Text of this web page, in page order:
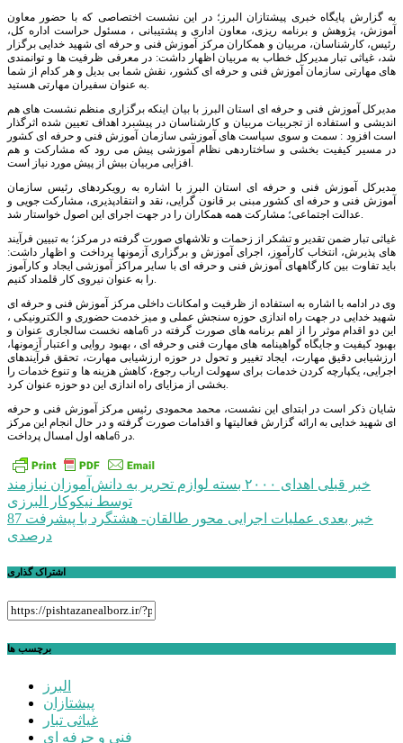
به گزارش پایگاه خبری پیشتازان البرز؛ در این نشست اختصاصی که با حضور معاون
آموزش، پژوهش و برنامه ریزی، معاون اداری و پشتیبانی ، مسئول حراست اداره کل،
رئیس، کارشناسان، مربیان و همکاران مرکز آموزش فنی و حرفه ای شهید خدایی برگزار
شد، غیاثی تبار مدیرکل خطاب به مربیان اظهار داشت: در معرفی ظرفیت ها و توانمندی
های مهارتی سازمان آموزش فنی و حرفه ای کشور، نقش شما بی بدیل و هر کدام از شما
به عنوان سفیران مهارتی هستید.
مدیرکل آموزش فنی و حرفه ای استان البرز با بیان اینکه برگزاری منظم نشست های هم
اندیشی و استفاده از تجربیات مربیان و كارشناسان در پیشبرد اهداف تعیین شده اثرگذار
است افزود : سمت و سوی سیاست های آموزشی سازمان آموزش فنی و حرفه ای کشور
در مسیر كیفیت بخشی و ساختاردهی نظام آموزشی پیش می رود كه مشاركت و هم
افزایی مربیان بیش از پیش مورد نیاز است.
مدیرکل آموزش فنی و حرفه ای استان البرز با اشاره به رویکردهای رئیس سازمان
آموزش فنی و حرفه ای کشور مبنی بر قانون گرایی، نقد و انتقادپذیری، مشارکت جویی و
عدالت اجتماعی؛ مشارکت همه همکاران را در جهت اجرای این اصول خواستار شد.
غیاثی تبار ضمن تقدیر و تشکر از زحمات و تلاشهای صورت گرفته در مرکز؛ به تبیین فرآیند
های پذیرش، انتخاب کارآموز، اجرای آموزش و برگزاری آزمونها پرداخت و اظهار داشت:
باید تفاوت بین کارگاههای آموزش فنی و حرفه ای با سایر مراکز آموزشی ایجاد و کارآموز
را به عنوان نیروی کار قلمداد کنیم.
وی در ادامه با اشاره به استفاده از ظرفیت و امکانات داخلی مرکز آموزش فنی و حرفه ای
شهید خدایی در جهت راه اندازی حوزه سنجش عملی و میز خدمت حضوری و الکترونیکی ،
این دو اقدام موثر را از اهم برنامه های صورت گرفته در 6ماهه نخست سالجاری عنوان و
بهبود کیفیت و جایگاه گواهینامه های مهارت فنی و حرفه ای ، بهبود روایی و اعتبار آزمونها،
ارزشیابی دقیق مهارت، ایجاد تغییر و تحول در حوزه ارزشیابی مهارت، تحقق فرآیندهای
اجرایی، یکپارچه کردن خدمات برای سهولت ارباب رجوع، کاهش هزینه ها و تنوع خدمات را
بخشی از مزایای راه اندازی این دو حوزه عنوان کرد.
شایان ذکر است در ابتدای این نشست، محمد محمودی رئیس مرکز آموزش فنی و حرفه
ای شهید خدایی به ارائه گزارش فعالیتها و اقدامات صورت گرفته و در حال انجام این مرکز
در 6ماهه اول امسال پرداخت.
راهبری
نوشته
خبر قبلی
اهدای ۲۰۰۰ بسته لوازم تحریر به دانش‌آموزان نیازمند
توسط نیکوکار البرزی
خبر بعدی
عملیات اجرایی محور طالقان- هشتگرد با پيشرفت 87
درصدی
اشتراک گذاری
برچسب ها
البرز
پیشتازان
غیاثی تبار
فنی و حرفه ای